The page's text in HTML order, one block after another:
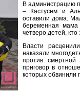
В администрацию
– Кастусем и
оставили дома.
беременная мама
четверо детей,
Власти
наказали
против
приговор в
которых обвинили